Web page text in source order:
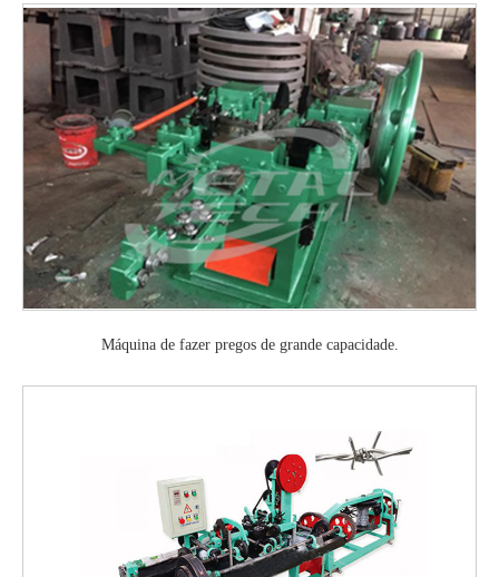
Máquina de fazer pregos de grande capacidade.